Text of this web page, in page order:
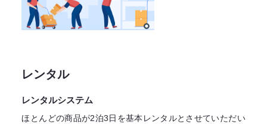
レンタル
レンタルシステム
ほとんどの商品が2泊3日を基本レンタルとさせていただい